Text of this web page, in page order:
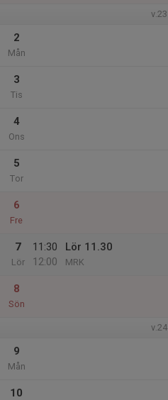
v.23
2
Mån
3
Tis
4
Ons
5
Tor
6
Fre
7
Lör
11:30
12:00
Lör 11.30
MRK
8
Sön
v.24
9
Mån
10